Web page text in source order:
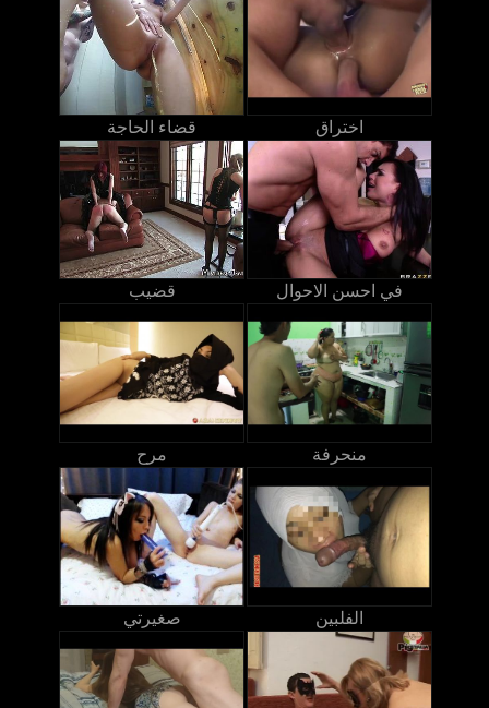
قضاء الحاجة اختراق
قضيب في احسن الاحوال
مرح منحرفة
صغيرتي الفلبين